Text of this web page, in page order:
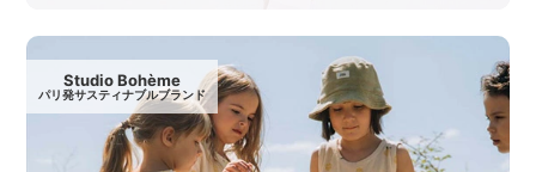
Studio Bohème
パリ発サスティナブルブランド